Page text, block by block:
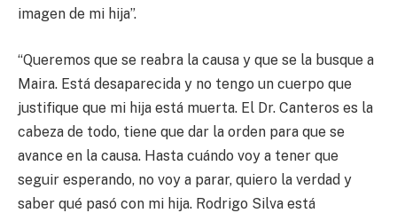
imagen de mi hija”.
“Queremos que se reabra la causa y que se la busque a
Maira. Está desaparecida y no tengo un cuerpo que
justifique que mi hija está muerta. El Dr. Canteros es la
cabeza de todo, tiene que dar la orden para que se
avance en la causa. Hasta cuándo voy a tener que
seguir esperando, no voy a parar, quiero la verdad y
saber qué pasó con mi hija. Rodrigo Silva está